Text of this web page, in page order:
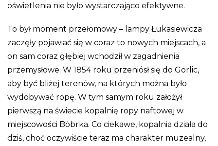
oświetlenia nie było wystarczająco efektywne.
To był moment przełomowy – lampy Łukasiewicza
zaczęły pojawiać się w coraz to nowych miejscach, a
on sam coraz głębiej wchodził w zagadnienia
przemysłowe. W 1854 roku przeniósł się do Gorlic,
aby być bliżej terenów, na których można było
wydobywać ropę. W tym samym roku założył
pierwszą na świecie kopalnię ropy naftowej w
miejscowości Bóbrka. Co ciekawe, kopalnia działa do
dziś, choć oczywiście teraz ma charakter muzealny,